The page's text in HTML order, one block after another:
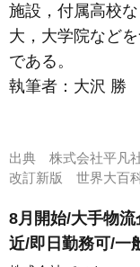
施設，付属高校
大，大学院など
である。
執筆者： 大沢 勝
出典 株式会社平凡
改訂新版 世界大百
8月開始/大手物
近/即日勤務可/一